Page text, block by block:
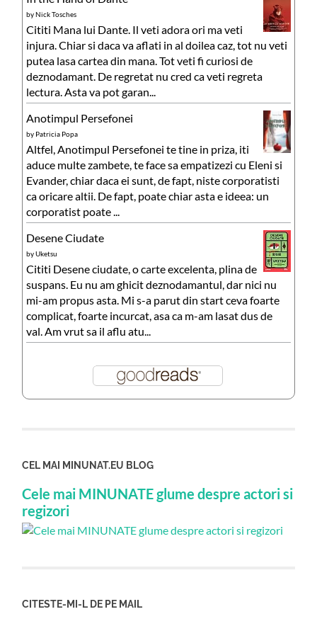
byNick Tosches
Cititi Mana lui Dante. Il veti adora ori ma veti
injura. Chiar si daca va aflati in al doilea caz, tot nu veti
putea lasa cartea din mana. Tot veti fi curiosi de
deznodamant. De regretat nu cred ca veti regreta
lectura. Asta va pot garan...
Anotimpul Persefonei
by Patricia Popa
Altfel, Anotimpul Persefonei te tine in priza, iti
aduce multe zambete, te face sa empatizezi cu Eleni si
Evander, chiar daca ei sunt, de fapt, niste corporatisti
ca oricare altii. De fapt, poate chiar asta e ideea: un
corporatist poate ...
Desene Ciudate
byUketsu
Cititi Desene ciudate, o carte excelenta, plina de
suspans. Eu nu am ghicit deznodamantul, dar nici nu
mi-am propus asta. Mi s-a parut din start ceva foarte
complicat, foarte incurcat, asa ca m-am lasat dus de
val. Am vrut sa il aflu atu...
CEL MAI MINUNAT.EU BLOG
Cele mai MINUNATE glume despre actori si
regizori
CITESTE-MI-L DE PE MAIL